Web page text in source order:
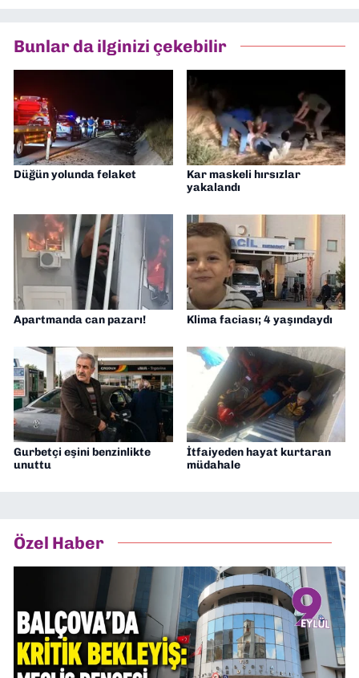
Bunlar da ilginizi çekebilir
Düğün yolunda felaket
Kar maskeli hırsızlar
yakalandı
Apartmanda can pazarı! Klima faciası; 4 yaşındaydı
Gurbetçi eşini benzinlikte
unuttu
İtfaiyeden hayat kurtaran
müdahale
Özel Haber